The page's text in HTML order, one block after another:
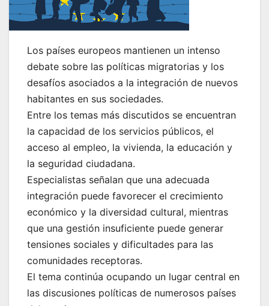
Los países europeos mantienen un intenso
debate sobre las políticas migratorias y los
desafíos asociados a la integración de nuevos
habitantes en sus sociedades.
Entre los temas más discutidos se encuentran
la capacidad de los servicios públicos, el
acceso al empleo, la vivienda, la educación y
la seguridad ciudadana.
Especialistas señalan que una adecuada
integración puede favorecer el crecimiento
económico y la diversidad cultural, mientras
que una gestión insuficiente puede generar
tensiones sociales y dificultades para las
comunidades receptoras.
El tema continúa ocupando un lugar central en
las discusiones políticas de numerosos países